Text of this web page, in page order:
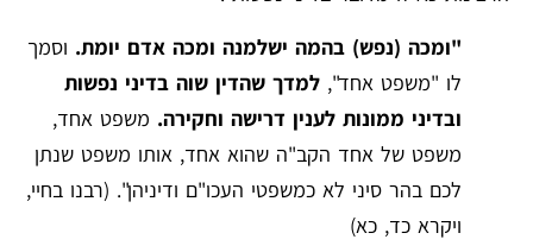
"ומכה (נפש) בהמה ישלמנה ומכה אדם יומת. וסמך
לו "משפט אחד", למדך שהדין שוה בדיני נפשות
ובדיני ממונות לענין דרישה וחקירה. משפט אחד,
משפט של אחד הקב"ה שהוא אחד, אותו משפט שנתן
לכם בהר סיני לא כמשפטי העכו"ם ודיניהן". (רבנו בחיי,
ויקרא כד, כא)